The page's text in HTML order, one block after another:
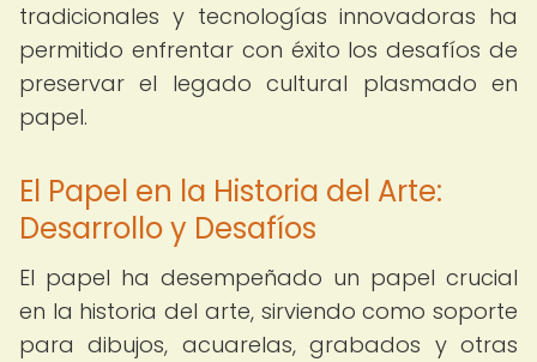
tradicionales y tecnologías innovadoras ha
permitido enfrentar con éxito los desafíos de
preservar el legado cultural plasmado en
papel.
El Papel en la Historia del Arte:
Desarrollo y Desafíos
El papel ha desempeñado un papel crucial
en la historia del arte, sirviendo como soporte
para dibujos, acuarelas, grabados y otras